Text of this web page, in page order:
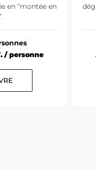
en “montée en
/ personne